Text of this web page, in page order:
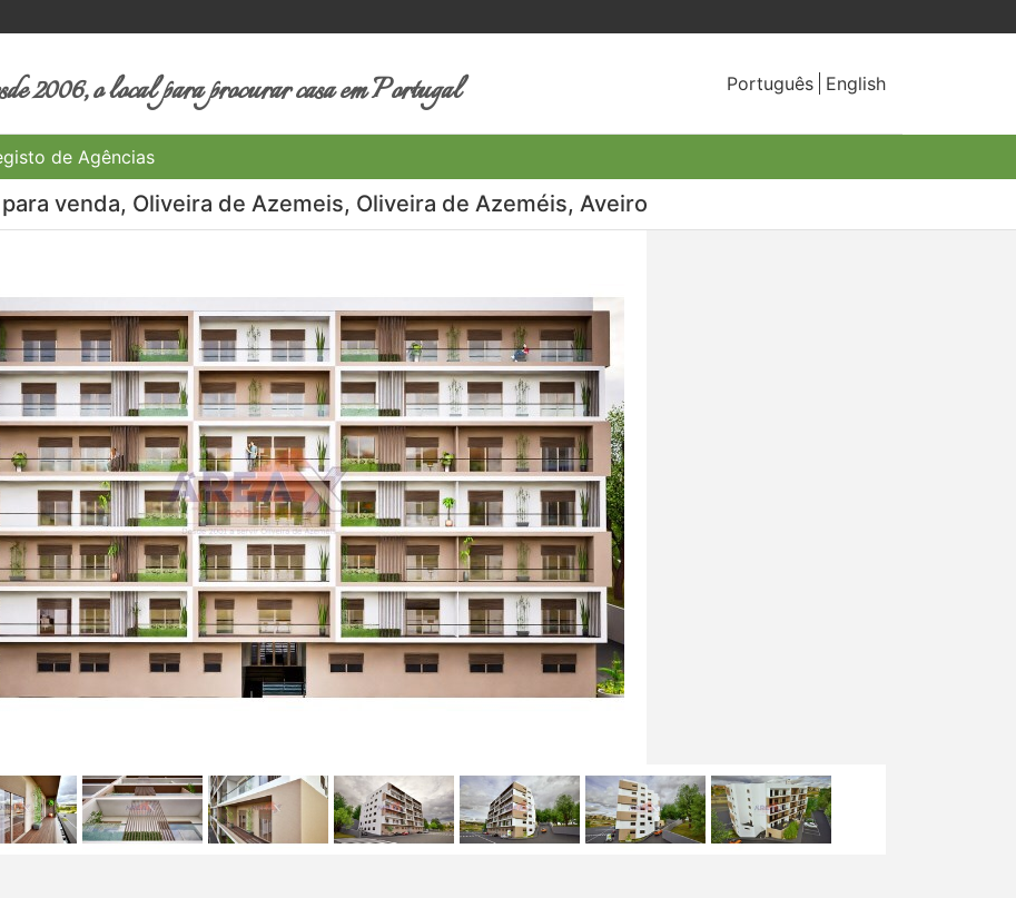
2006, o local para procurar casa em Portugal Português English
de Agências
venda, Oliveira de Azemeis, Oliveira de Azeméis, Aveiro